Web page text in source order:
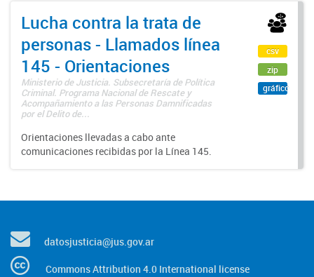
Lucha contra la trata de
personas - Llamados línea
145 - Orientaciones
Ministerio de Justicia. Subsecretaría de Política
Criminal. Programa Nacional de Rescate y
Acompañamiento a las Personas Damnificadas
por el Delito de...
Orientaciones llevadas a cabo ante
comunicaciones recibidas por la Línea 145.
csv
zip
gráfico
datosjusticia@jus.gov.ar
Commons Attribution 4.0 International license